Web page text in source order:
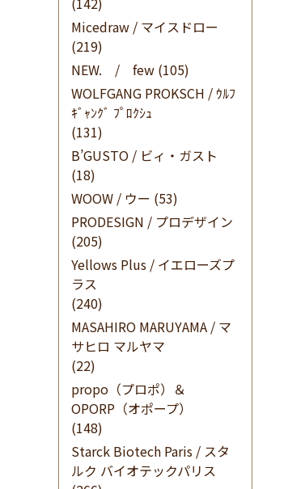
Micedraw / マイスドロー
(219)
NEW. / few (105)
WOLFGANG PROKSCH / ｳﾙﾌ
ｷﾞｬﾝｸﾞ ﾌﾟﾛｸｼｭ
(131)
B’GUSTO / ビィ・ガスト
(18)
WOOW / ウー (53)
PRODESIGN / プロデザイン
(205)
Yellows Plus / イエローズプ
ラス
(240)
MASAHIRO MARUYAMA / マ
サヒロ マルヤマ
(22)
propo（プロポ）＆
OPORP（オポープ）
(148)
Starck Biotech Paris / スタ
ルク バイオテックパリス